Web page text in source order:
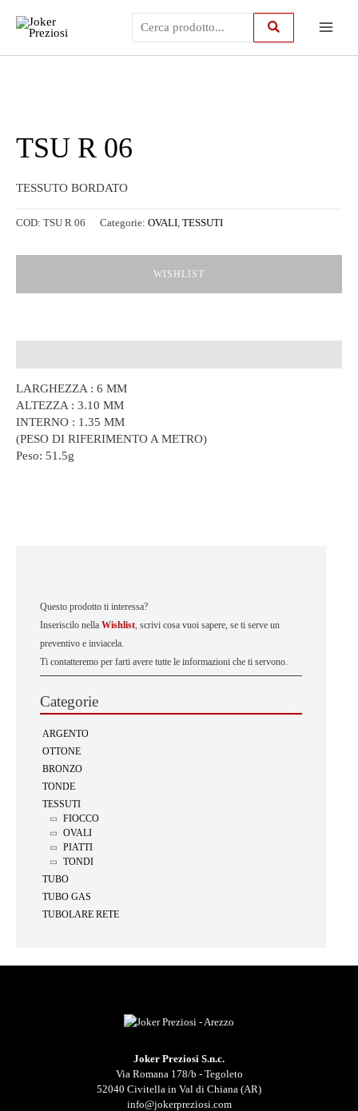
contenuto
Questo prodotto ti interessa?
Inseriscilo nella Wishlist, scrivi cosa vuoi sapere, se ti serve un
preventivo e inviacela.
Ti contatteremo per farti avere tutte le informazioni che ti servono.
Categorie
ARGENTO
OTTONE
BRONZO
TONDE
TESSUTI
FIOCCO
OVALI
PIATTI
TONDI
TUBO
TUBO GAS
TUBOLARE RETE
TSU R 06
TESSUTO BORDATO
COD: TSU R 06 Categorie: OVALI, TESSUTI
WISHLIST
LARGHEZZA : 6 MM
ALTEZZA : 3.10 MM
INTERNO : 1.35 MM
(PESO DI RIFERIMENTO A METRO)
Peso: 51.5g
Joker Preziosi S.n.c.
Via Romana 178/b - Tegoleto
52040 Civitella in Val di Chiana (AR)
info@jokerpreziosi.com